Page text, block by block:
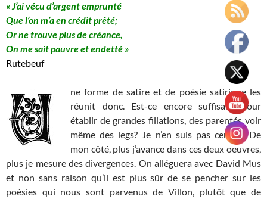
« J’ai vécu d’argent emprunté
Que l’on m’a en crédit prêté;
Or ne trouve plus de créance,
On me sait pauvre et endetté »
Rutebeuf
ne forme de satire et de poésie satirique les
réunit donc. Est-ce encore suffisant pour
établir de grandes filiations, des parentés voir
même des legs? Je n’en suis pas certain. De
mon côté, plus j’avance dans ces deux oeuvres,
plus je mesure des divergences. On alléguera avec David Mus
et non sans raison qu’il est plus sûr de se pencher sur les
poésies qui nous sont parvenus de Villon, plutôt que de